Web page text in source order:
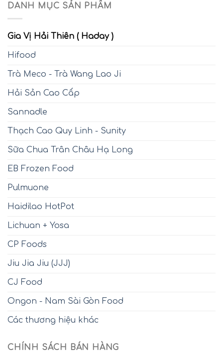
DANH MỤC SẢN PHẨM
Gia Vị Hải Thiên ( Haday )
Hifood
Trà Meco - Trà Wang Lao Ji
Hải Sản Cao Cấp
Sannadle
Thạch Cao Quy Linh - Sunity
Sữa Chua Trân Châu Hạ Long
EB Frozen Food
Pulmuone
Haidilao HotPot
Lichuan + Yosa
CP Foods
Jiu Jia Jiu (JJJ)
CJ Food
Ongon - Nam Sài Gòn Food
Các thương hiệu khác
CHÍNH SÁCH BÁN HÀNG